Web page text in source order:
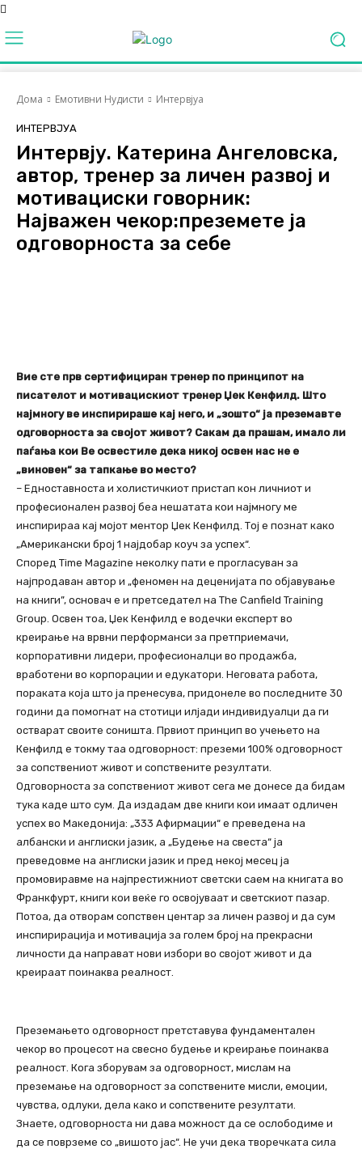
Дома Емотивни Нудисти Интервјуа
ИНТЕРВЈУА
Интервју. Катерина Ангеловска,
автор, тренер за личен развој и
мотивациски говорник:
Најважен чекор:преземете ја
одговорноста за себе
Вие сте прв сертифициран тренер по принципот на
писателот и мотивацискиот тренер Џек Кенфилд. Што
најмногу ве инспирираше кај него, и „зошто“ ја преземавте
одговорноста за својот живот? Сакам да прашам, имало ли
паѓања кои Ве освестиле дека никој освен нас не е
„виновен“ за тапкање во место?
– Едноставноста и холистичкиот пристап кон личниот и
професионален развој беа нешатата кои најмногу ме
инспирираа кај мојот ментор Џек Кенфилд. Тој е познат како
„Американски број 1 најдобар коуч за успех“.
Според Time Magazine неколку пати e прогласуван за
најпродаван автор и „феномен на деценијата по објавување
на книги”, основач е и претседател на The Canfield Training
Group. Освен тоа, Џек Кенфилд е водечки експерт во
креирање на врвни перформанси за претприемачи,
корпоративни лидери, професионалци во продажба,
вработени во корпорации и едукатори. Неговата работа,
пораката која што ја пренесува, придонеле во последните 30
години да помогнат на стотици илјади индивидуалци да ги
остварат своите соништа. Првиот принцип во учењето на
Кенфилд е токму таа одговорност: преземи 100% одговорност
за сопствениот живот и сопствените резултати.
Одговорноста за сопствениот живот сега ме донесе да бидам
тука каде што сум. Да издадам две книги кои имаат одличен
успех во Македонија: „333 Афирмации“ е преведена на
албански и англиски јазик, а „Будење на свеста“ ја
преведовме на англиски јазик и пред некој месец ја
промовиравме на најпрестижниот светски саем на книгата во
Франкфурт, книги кои веќе го освојуваат и светскиот пазар.
Потоа, да отворам сопствен центар за личен развој и да сум
инспирирација и мотивација за голем број на прекрасни
личности да направат нови избори во својот живот и да
креираат поинаква реалност.
Преземањето одговорност претставува фундаментален
чекор во процесот на свесно будење и креирање поинаква
реалност. Кога зборувам за одговорност, мислам на
преземање на одговорност за сопствените мисли, емоции,
чувства, одлуки, дела како и сопствените резултати.
Знаете, одговорноста ни дава можност да се ослободиме и
да се поврземе со „вишото јас“. Не учи дека творечката сила